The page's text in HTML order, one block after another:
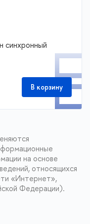
синхронный
В корзину
на основе
относящихся
«Интернет»,
Федерации).